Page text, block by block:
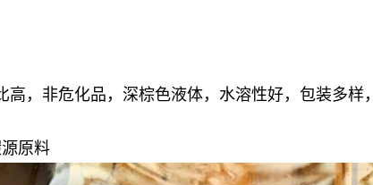
，非危化品，深棕色液体，水溶性好，包装多样
原料